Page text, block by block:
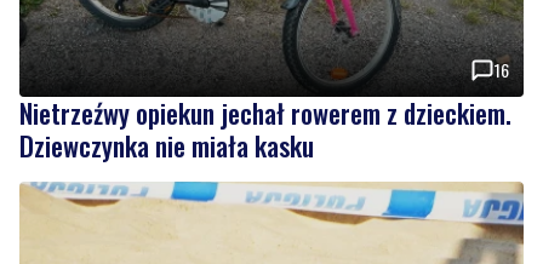
16
Nietrzeźwy opiekun jechał rowerem z dzieckiem.
Dziewczynka nie miała kasku